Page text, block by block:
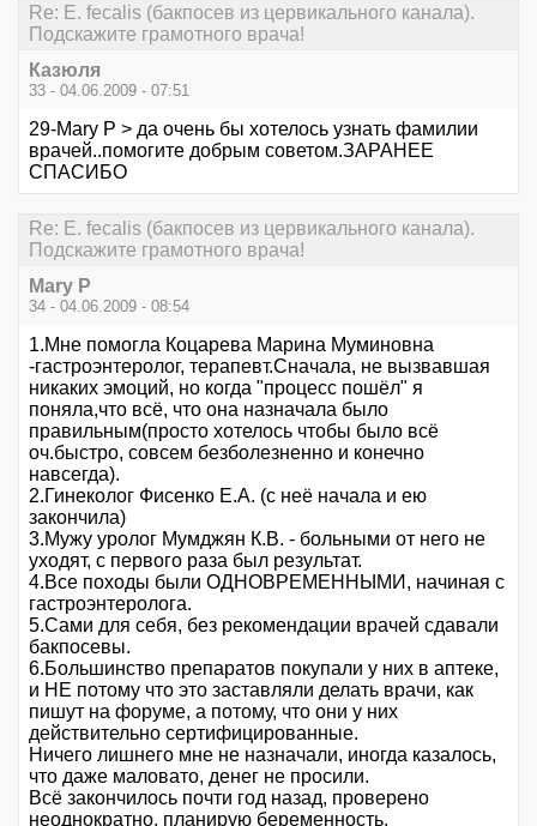
Re: E. fecalis (бакпосев из цервикального канала).
Подскажите грамотного врача!
Казюля
33 - 04.06.2009 - 07:51
29-Mary P > да очень бы хотелось узнать фамилии
врачей..помогите добрым советом.ЗАРАНЕЕ
СПАСИБО
Re: E. fecalis (бакпосев из цервикального канала).
Подскажите грамотного врача!
Mary P
34 - 04.06.2009 - 08:54
1.Мне помогла Коцарева Марина Муминовна
-гастроэнтеролог, терапевт.Сначала, не вызвавшая
никаких эмоций, но когда "процесс пошёл" я
поняла,что всё, что она назначала было
правильным(просто хотелось чтобы было всё
оч.быстро, совсем безболезненно и конечно
навсегда).
2.Гинеколог Фисенко Е.А. (с неё начала и ею
закончила)
3.Мужу уролог Мумджян К.В. - больными от него не
уходят, с первого раза был результат.
4.Все походы были ОДНОВРЕМЕННЫМИ, начиная с
гастроэнтеролога.
5.Сами для себя, без рекомендации врачей сдавали
бакпосевы.
6.Большинство препаратов покупали у них в аптеке,
и НЕ потому что это заставляли делать врачи, как
пишут на форуме, а потому, что они у них
действительно сертифицированные.
Ничего лишнего мне не назначали, иногда казалось,
что даже маловато, денег не просили.
Всё закончилось почти год назад, проверено
неоднократно, планирую беременность.